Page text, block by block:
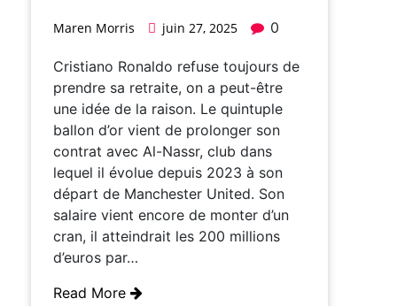
Maren Morris juin 27, 2025 0
Cristiano Ronaldo refuse toujours de
prendre sa retraite, on a peut-être
une idée de la raison. Le quintuple
ballon d’or vient de prolonger son
contrat avec Al-Nassr, club dans
lequel il évolue depuis 2023 à son
départ de Manchester United. Son
salaire vient encore de monter d’un
cran, il atteindrait les 200 millions
d’euros par…
Read More